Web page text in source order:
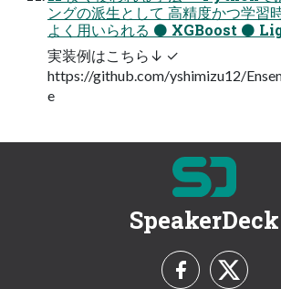
ングの派生として 高精度かつ学習
よく用いられる ⚫ XGBoost ⚫
実装例はこちら↓ ✓
https://github.com/yshimizu12/
e
SpeakerDeck